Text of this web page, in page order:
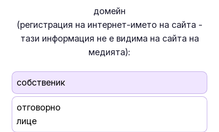
домейн
(регистрация на интернет-името на сайта -
тази информация не евидима на сайта на
медията):
собственик
отговорно
лице